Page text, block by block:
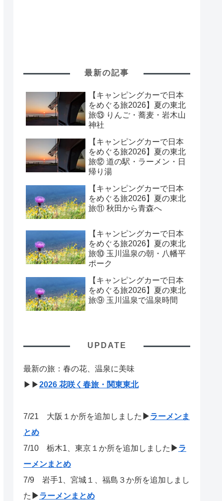
最新の記事
【キャンピングカーで日本
をめぐる旅2026】夏の東北
旅⑬ りんご・蕎麦・岩木山
神社
【キャンピングカーで日本
をめぐる旅2026】夏の東北
旅⑫ 道の駅・ラーメン・日
帰り湯
【キャンピングカーで日本
をめぐる旅2026】夏の東北
旅⑪ 秋田から青森へ
【キャンピングカーで日本
をめぐる旅2026】夏の東北
旅⑩ 玉川温泉の朝・八幡平
ポーク
【キャンピングカーで日本
をめぐる旅2026】夏の東北
旅⑨ 玉川温泉で温泉時間
UPDATE
最新の旅：春の花、温泉に美味
▶▶2026 花咲く春旅・関東東北
7/21 大阪１か所を追加しました ▶ラーメンま
とめ
7/10 栃木1、東京１か所を追加しました ▶ラ
ーメンまとめ
7/9 岩手1、宮城１、福島３か所を追加しまし
た ▶ラーメンまとめ